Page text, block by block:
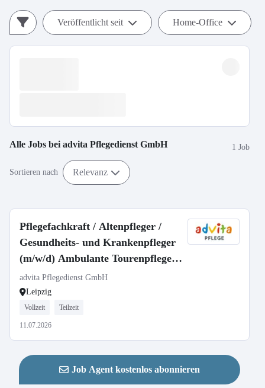
Veröffentlicht seit Home-Office
Alle Jobs bei advita Pflegedienst GmbH 1 Job
Sortieren nach Relevanz
Pflegefachkraft / Altenpfleger /
Gesundheits- und Krankenpfleger
(m/w/d) Ambulante Tourenpflege |
Vollzeit oder Teilzeit | Leipzig
advita Pflegedienst GmbH
Leipzig
Vollzeit Teilzeit
11.07.2026
Job Agent kostenlos abonnieren